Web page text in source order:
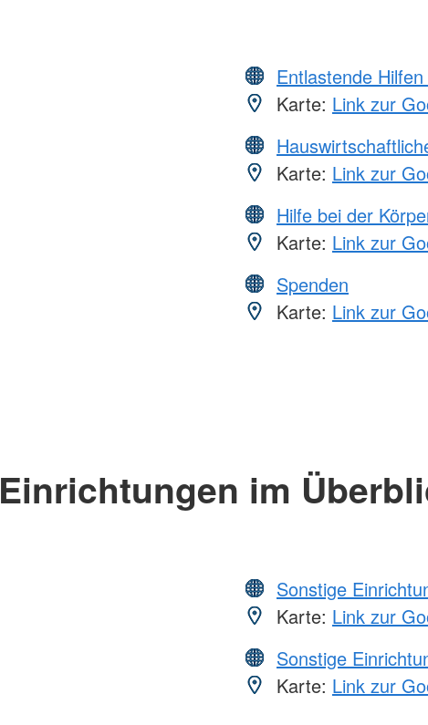
Entlastende
Karte: Link zur
Karte: Link zur
Hilfe bei der
Karte: Link zur
Spenden
Karte: Link zur
Einrichtungen im
Sonstige
Karte: Link zur
Sonstige
Karte: Link zur